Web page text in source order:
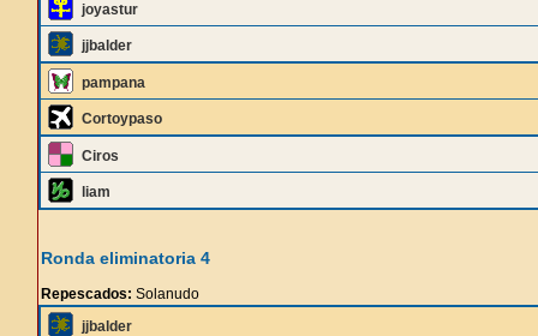
joyastur
jjbalder
pampana
Cortoypaso
Ciros
liam
Ronda eliminatoria 4
Repescados: Solanudo
jjbalder